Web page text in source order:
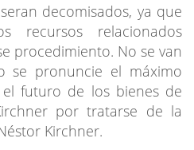
decomisados, ya que
recursos relacionados
procedimiento. No se van
se pronuncie el máximo
futuro de los bienes de
por tratarse de la
Kirchner.